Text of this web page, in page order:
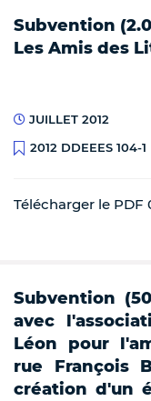
Subvention
Les Amis des
JUILLET 2012
2012 DDEEES 104-1
Télécharger le PDF
Subvention
avec
Léon pour
rue François
création d'un